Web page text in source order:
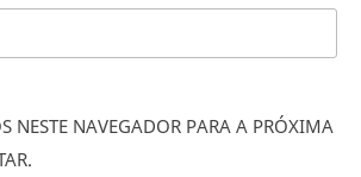
NESTE NAVEGADOR PARA A PRÓXIMA